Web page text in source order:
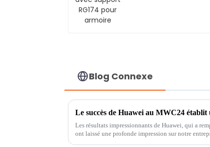
Blog Connexe
Les résultats impressionnants de Huawei, qui a
ont laissé une profonde impression sur notre